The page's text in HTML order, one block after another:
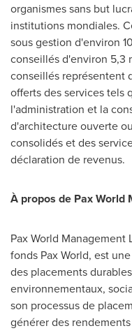
organismes sans but
institutions mondiales.
sous gestion d'environ
conseillés d'environ 5,3
conseillés représentent
offerts des services tels
l'administration et la
d'architecture ouverte
consolidés et des
déclaration de revenus.
À propos de Pax World
Pax World
fonds Pax World, est
des placements
environnementaux,
son processus de
générer des